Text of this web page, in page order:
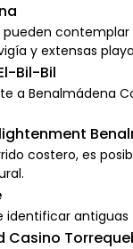
y extensas
Bil-Bil
a Benalmádena
costero, es
identificar
Casino